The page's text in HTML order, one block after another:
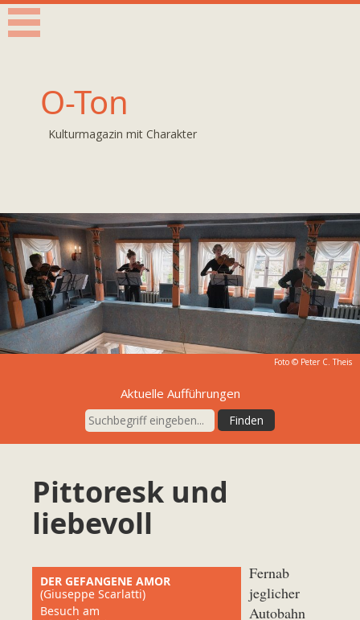
O-Ton
Kulturmagazin mit Charakter
Foto © Peter C. Theis
Aktuelle Aufführungen
Pittoresk und
liebevoll
DER GEFANGENE AMOR
(Giuseppe Scarlatti)
Besuch am
Fernab
jeglicher
Autobahn